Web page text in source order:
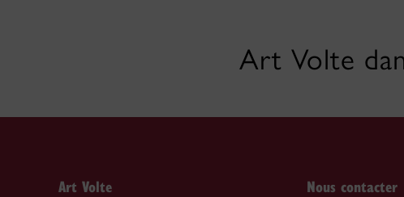
Art Volte
Art Volte Nous contacter